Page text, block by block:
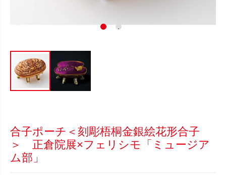
合子ポーチ＜刻彫梧桐金銀絵花形合子
＞ 正倉院展×フェリシモ「ミュージア
ム部」